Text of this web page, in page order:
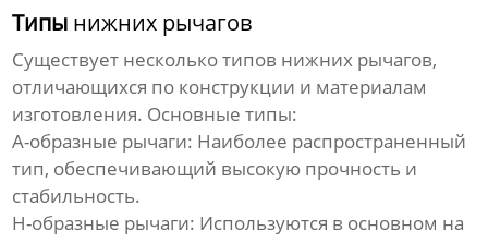
Типы нижних рычагов
Существует несколько типов нижних рычагов,
отличающихся по конструкции и материалам
изготовления. Основные типы:
A-образные рычаги: Наиболее распространенный
тип, обеспечивающий высокую прочность и
стабильность.
H-образные рычаги: Используются в основном на